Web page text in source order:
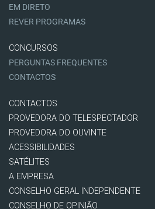
EM DIRETO
REVER PROGRAMAS
CONCURSOS
PERGUNTAS FREQUENTES
CONTACTOS
CONTACTOS
PROVEDORA DO TELESPECTADOR
PROVEDORA DO OUVINTE
ACESSIBILIDADES
SATÉLITES
A EMPRESA
CONSELHO GERAL INDEPENDENTE
CONSELHO DE OPINIÃO